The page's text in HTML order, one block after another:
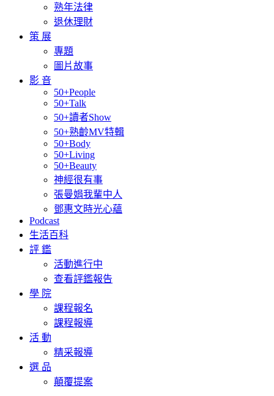
熟年法律
退休理財
策 展
專題
圖片故事
影 音
50+People
50+Talk
50+讀者Show
50+熟齡MV特輯
50+Body
50+Living
50+Beauty
神經很有事
張曼娟我輩中人
鄧惠文時光心蘊
Podcast
生活百科
評 鑑
活動進行中
查看評鑑報告
學 院
課程報名
課程報導
活 動
精采報導
選 品
顛覆提案